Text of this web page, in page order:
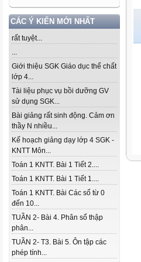
CÁC Ý KIẾN MỚI NHẤT
rất tuyệt...
...
Giới thiệu SGK Giáo dục thể chất
lớp 4...
Tài liệu phục vụ bồi dưỡng GV
sử dụng SGK...
Bài giảng rất sinh động. Cảm ơn
thầy N nhiều...
Kế hoạch giảng dạy lớp 4 SGK -
KNTT Môn...
Toán 1 KNTT. Bài 1 Tiết 2....
Toán 1 KNTT. Bài 1 Tiết 1....
Toán 1 KNTT. Bài Các số từ 0
đến 10...
TUẦN 2- Bài 4. Phân số thập
phân...
TUẦN 2- T3. Bài 5. Ôn tập các
phép tính...